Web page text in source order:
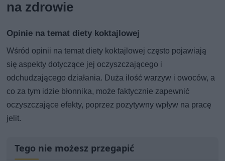
na zdrowie
Opinie na temat diety koktajlowej
Wśród opinii na temat diety koktajlowej często pojawiają
się aspekty dotyczące jej oczyszczającego i
odchudzającego działania. Duża ilość warzyw i owoców, a
co za tym idzie błonnika, może faktycznie zapewnić
oczyszczające efekty, poprzez pozytywny wpływ na pracę
jelit.
Tego nie możesz przegapić